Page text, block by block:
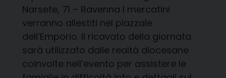
Narsete, 71 – Ravenna I mercatini
verranno allestiti nel piazzale
dell’Emporio. Il ricavato della giornata
sarà utilizzato dalle realtà diocesane
coinvolte nell’evento per assistere le